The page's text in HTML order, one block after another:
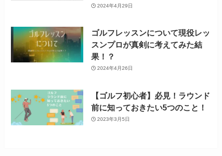
2024年4月29日
ゴルフレッスンについて現役レッ
スンプロが真剣に考えてみた結
果！？
2024年4月26日
【ゴルフ初心者】必見！ラウンド
前に知っておきたい5つのこと！
2023年3月5日